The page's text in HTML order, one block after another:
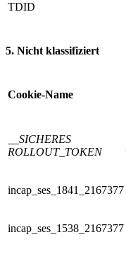
TDID
5. Nicht klassifiziert
Cookie-Name
__SICHERES
ROLLOUT_TOKEN
incap_ses_1841_2167377
incap_ses_1538_2167377